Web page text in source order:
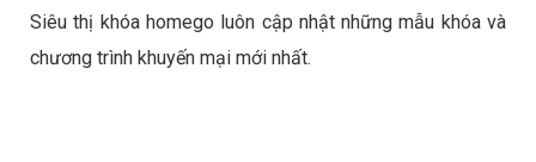
Siêu thị khóa homego luôn cập nhật những mẫu khóa và
chương trình khuyến mại mới nhất.